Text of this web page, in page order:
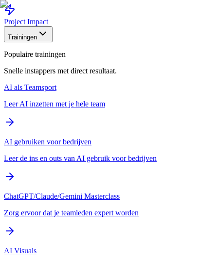
Project Impact
Trainingen
Populaire trainingen
Snelle instappers met direct resultaat.
AI als Teamsport
Leer AI inzetten met je hele team
AI gebruiken voor bedrijven
Leer de ins en outs van AI gebruik voor bedrijven
ChatGPT/Claude/Gemini Masterclass
Zorg ervoor dat je teamleden expert worden
AI Visuals